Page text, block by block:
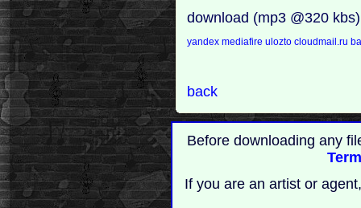
download (mp3 @320
yandexmediafire uloztocloudmail.ru
back
Before downloading any
If you are an artist or